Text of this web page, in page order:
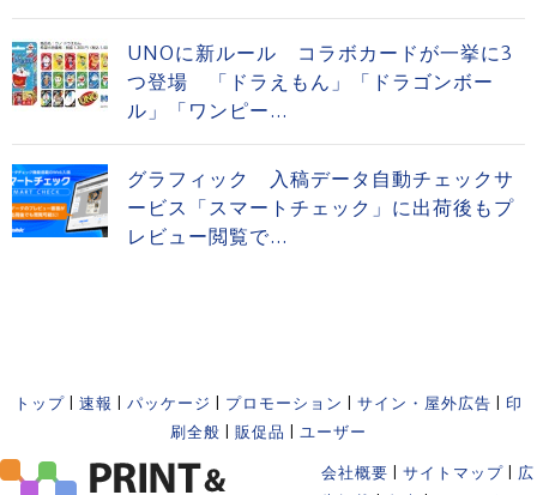
UNOに新ルール コラボカードが一挙に3
つ登場 「ドラえもん」「ドラゴンボー
ル」「ワンピー...
グラフィック 入稿データ自動チェックサ
ービス「スマートチェック」に出荷後もプ
レビュー閲覧で...
トップ 速報 パッケージ プロモーション サイン・屋外広告
印
刷全般
販促品 ユーザー
会社概要 サイトマップ
広